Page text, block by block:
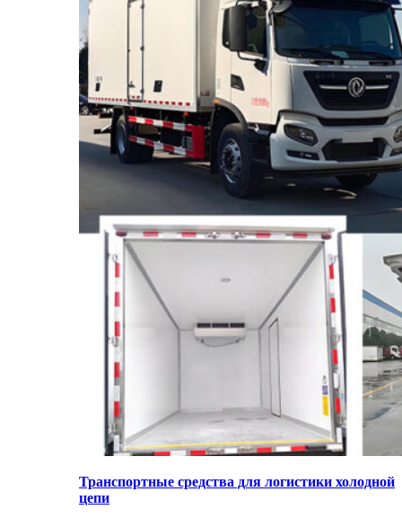
Транспортные средства для логистики холодной
цепи